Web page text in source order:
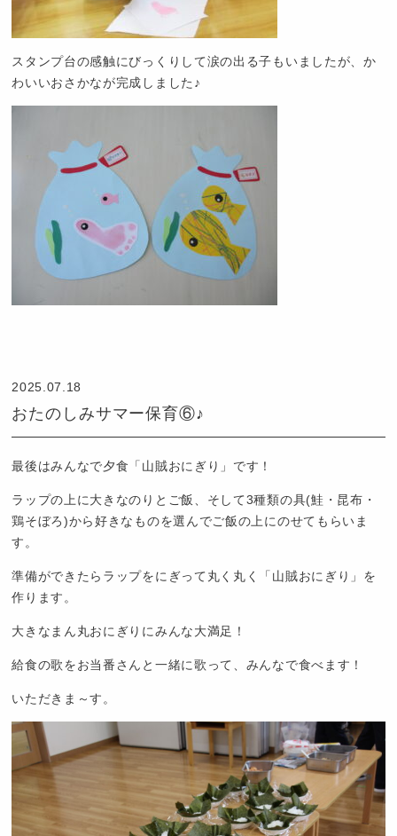
スタンプ台の感触にびっくりして涙の出る子もいましたが、か
わいいおさかなが完成しました♪
も
園
つ
め
2025.07.18
おたのしみサマー保育⑥♪
最後はみんなで夕食「山賊おにぎり」です！
ラップの上に大きなのりとご飯、そして3種類の具(鮭・昆布・
鶏そぼろ)から好きなものを選んでご飯の上にのせてもらいま
す。
準備ができたらラップをにぎって丸く丸く「山賊おにぎり」を
作ります。
大きなまん丸おにぎりにみんな大満足！
給食の歌をお当番さんと一緒に歌って、みんなで食べます！
いただきま～す。